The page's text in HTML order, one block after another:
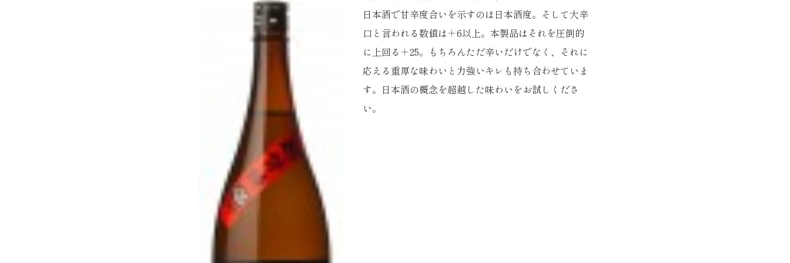
日本酒で甘辛度合いを示すのは日本酒度。そして大辛
口と言われる数値は＋6以上。本製品はそれを圧倒的
に上回る＋25。もちろんただ辛いだけでなく、それに
応える重厚な味わいと力強いキレも持ち合わせていま
す。日本酒の概念を超越した味わいをお試しくださ
い。